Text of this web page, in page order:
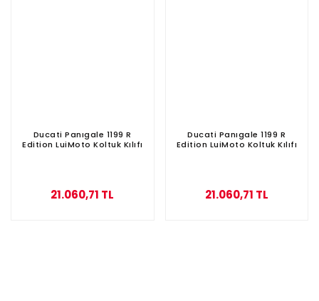
Ducati Panıgale 1199 R
Edition LuiMoto Koltuk Kılıfı
21.060,71 TL
Ducati Panıgale 1199 R
Edition LuiMoto Koltuk Kılıfı
21.060,71 TL